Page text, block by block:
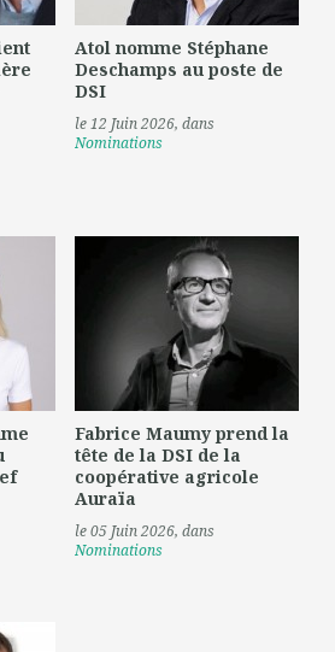
Atol nomme Stéphane
Deschamps au poste de
DSI
le 12 Juin 2026, dans
Nominations
Fabrice Maumy prend la
tête de la DSI de la
coopérative agricole
Auraïa
le 05 Juin 2026, dans
Nominations